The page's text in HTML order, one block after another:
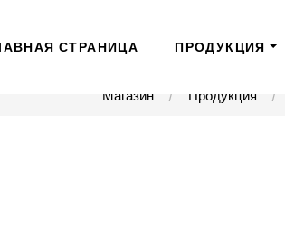
СТРАНИЦА ПРОДУКЦИЯ
Магазин Продукция